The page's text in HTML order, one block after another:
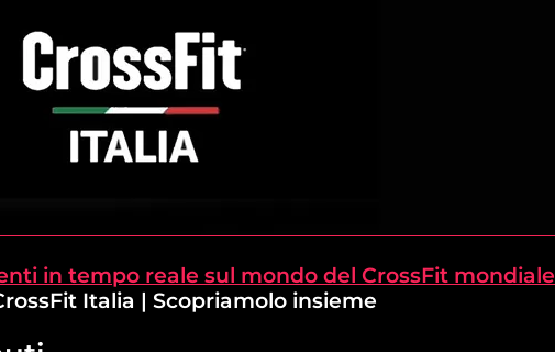
in tempo reale sul mondo del CrossFit mondiale
Italia | Scopriamolo insieme